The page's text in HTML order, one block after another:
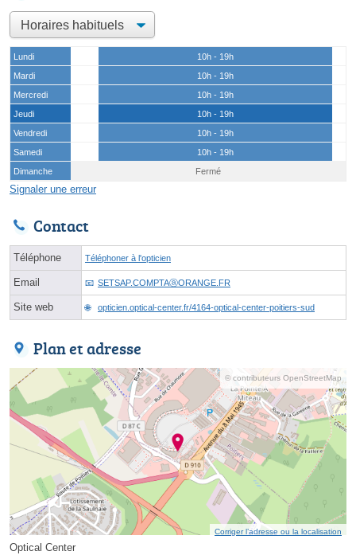
Lundi
10h - 19h
Mardi
10h - 19h
Mercredi
10h - 19h
Jeudi
10h - 19h
Vendredi
10h - 19h
Samedi
10h - 19h
Dimanche
Fermé
Signaler une erreur
Contact
Téléphone Téléphoner à l'opticien
Email SETSAP.COMPTAⓐORANGE.FR
Site web opticien.optical-center.fr/4164-optical-center-poitiers-sud
Plan et adresse
© contributeurs OpenStreetMap
Corriger l’adresse ou la localisation
Optical Center